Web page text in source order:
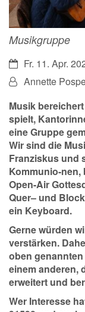
Musikgruppe
Datum:Fr. 11. Apr.
Von:Annette
Musik
spielt,
eine Gruppe
Wir sind die
Franziskus und
Kommunio-nen,
Open-Air
Quer– und
ein Keyboard.
Gerne würden
verstärken.
oben
einem anderen,
erweitert und
Wer Interesse